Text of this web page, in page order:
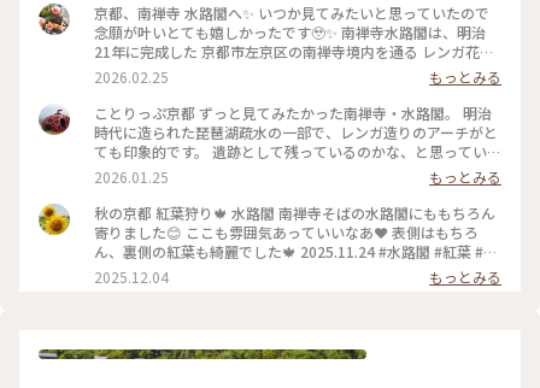
京都、南禅寺 水路閣へ✨ いつか見てみたいと思っていたので
念願が叶いとても嬉しかったです🥹✨ 南禅寺水路閣は、明治
21年に完成した 京都市左京区の南禅寺境内を通る レンガ花崗
岩造りのアーチ型水道橋。 琵琶湖疏水事業の一環として 田辺
朔郎氏が設計しました。 レトロなアーチがとても雰囲気があ
ります✨ 最後の写真は、上から見た写真です😊 帰りは水路横
の道を散策しながら 駅に向かいました👣 #南禅寺水路閣 #京都
#開運旅 #水路閣 #南禅寺
2026.02.25
もっとみる
ことりっぷ京都 ずっと見てみたかった南禅寺・水路閣。 明治
時代に造られた琵琶湖疏水の一部で、レンガ造りのアーチがと
ても印象的です。 遺跡として残っているのかな、と思っていた
のですが水路橋に上がることが出来て、琵琶湖の水が京都に流
れていく水路のすぐ横を歩くことも出来ます。けっこう感動で
した。 #開運旅#京都#南禅寺#水路閣#琵琶湖疏水
2026.01.25
もっとみる
秋の京都 紅葉狩り🍁 水路閣 南禅寺そばの水路閣にももちろん
寄りました😊 ここも雰囲気あっていいなあ❤️ 表側はもちろ
ん、裏側の紅葉も綺麗でした🍁 2025.11.24 #水路閣 #紅葉 #紅
葉狩り #京都 #ことりっぷ #秋の装い
2025.12.04 もっとみる